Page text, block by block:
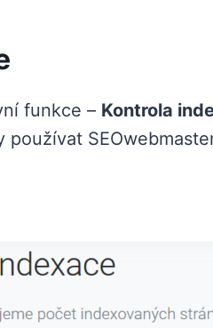
funkce – Kontrola
používat